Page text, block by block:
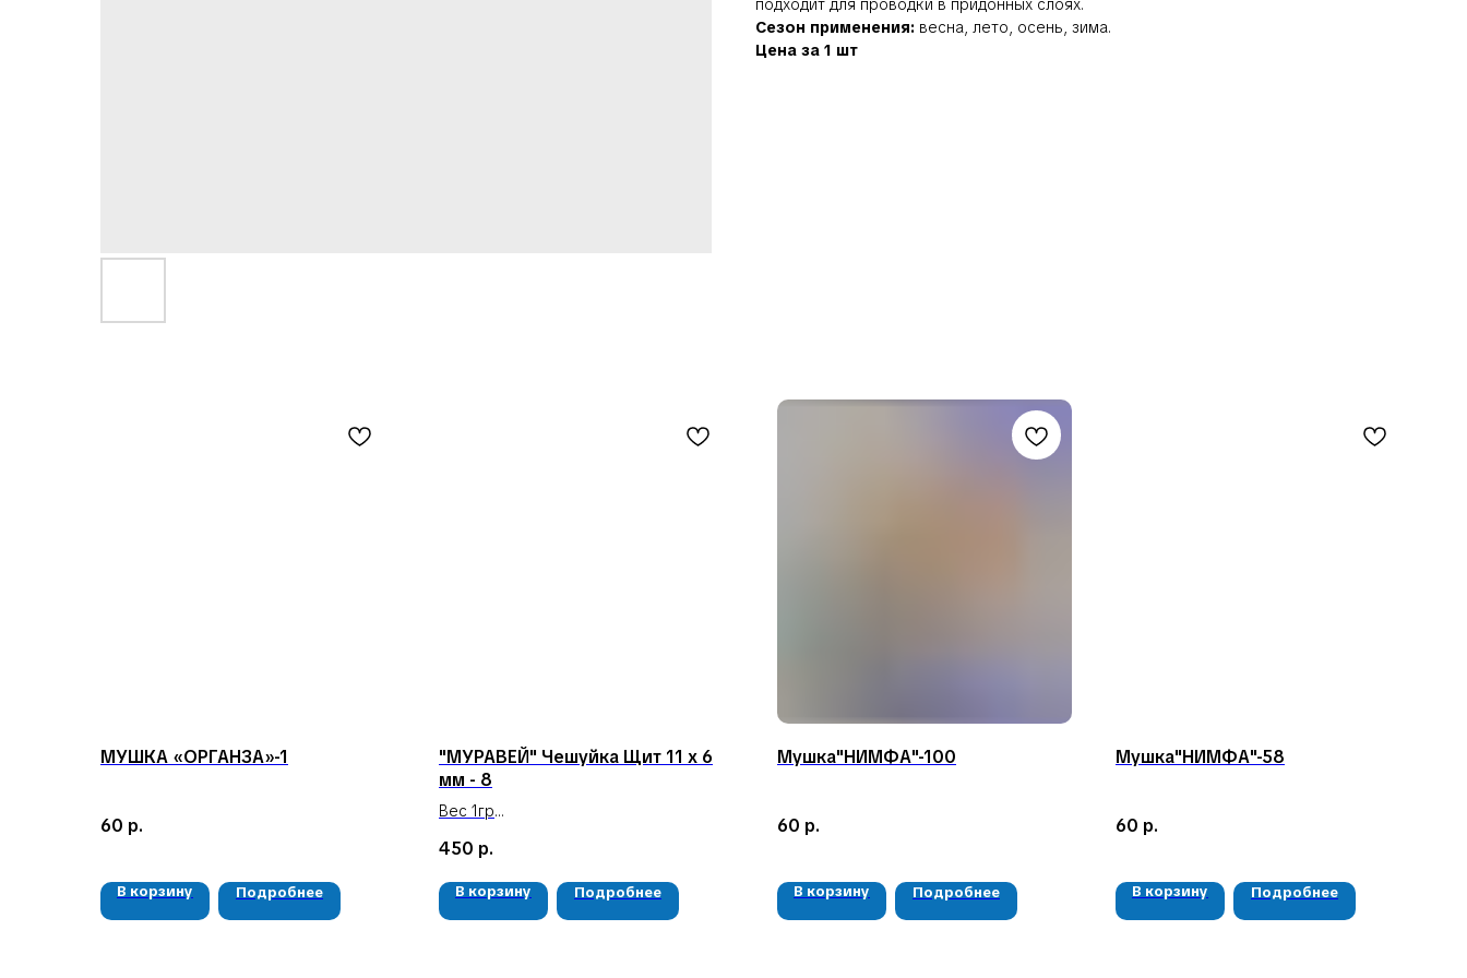
подходит для проводки в придонных слоях.
Сезон применения: весна, лето, осень, зима.
Цена за 1 шт
МУШКА «ОРГАНЗА»-1
60 р.
В корзину Подробнее
"МУРАВЕЙ" Чешуйка Щит 11 х 6
мм - 8
Вес 1гр
450 р.
В корзину Подробнее
Мушка"НИМФА"-100
60 р.
В корзину Подробнее
Мушка"НИМФА"-58
60 р.
В корзину Подробнее